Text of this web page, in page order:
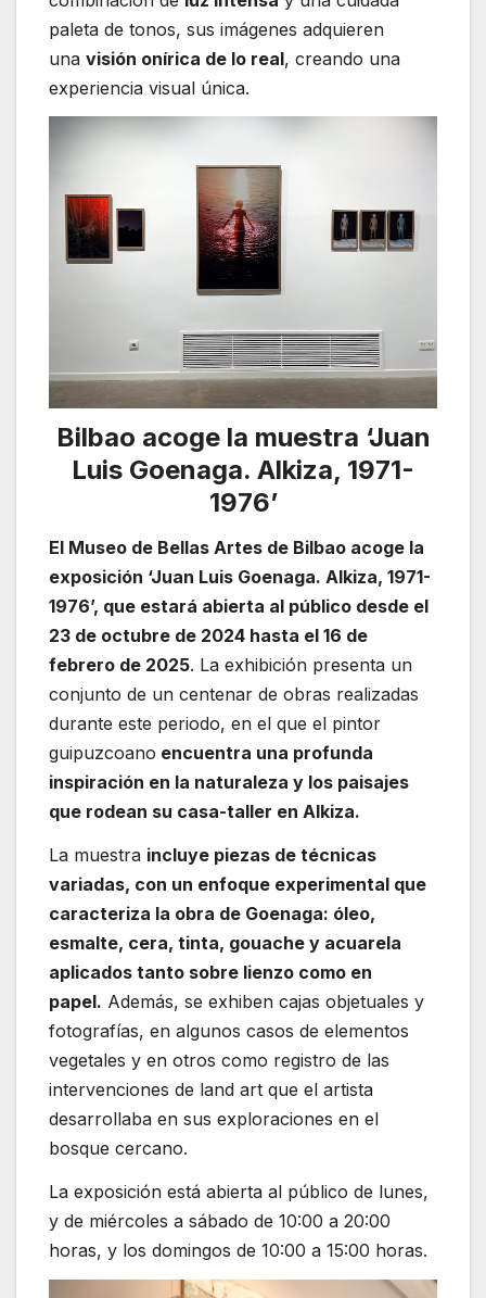
paleta de tonos, sus imágenes adquieren
una visión onírica de lo real, creando una
experiencia visual única.
Bilbao acoge la muestra ‘Juan
Luis Goenaga. Alkiza, 1971-
1976’
El Museo de Bellas Artes de Bilbao acoge la
exposición ‘Juan Luis Goenaga. Alkiza, 1971-
1976’, que estará abierta al público desde el
23 de octubre de 2024 hasta el 16 de
febrero de 2025. La exhibición presenta un
conjunto de un centenar de obras realizadas
durante este periodo, en el que el pintor
guipuzcoano encuentra una profunda
inspiración en la naturaleza y los paisajes
que rodean su casa-taller en Alkiza.
La muestra incluye piezas de técnicas
variadas, con un enfoque experimental que
caracteriza la obra de Goenaga: óleo,
esmalte, cera, tinta, gouache y acuarela
aplicados tanto sobre lienzo como en
papel. Además, se exhiben cajas objetuales y
fotografías, en algunos casos de elementos
vegetales y en otros como registro de las
intervenciones de land art que el artista
desarrollaba en sus exploraciones en el
bosque cercano.
La exposición está abierta al público de lunes,
y de miércoles a sábado de 10:00 a 20:00
horas, y los domingos de 10:00 a 15:00 horas.